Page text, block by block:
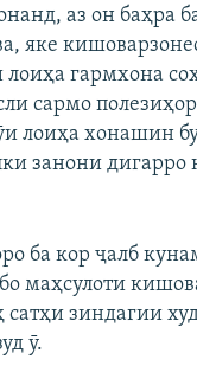
аз он баҳра
яке
лоиҳа гармхона
сармо
лоиҳа хонашин
занони дигарро
ба кор ҷалб
маҳсулоти
зиндагии
ӯ.